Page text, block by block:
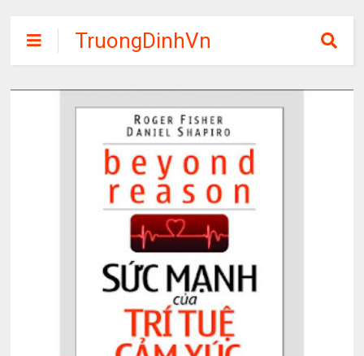
TruongDinhVn
Chia sẽ ebook,
các khóa học,
phần mềm học
tập miễn phí